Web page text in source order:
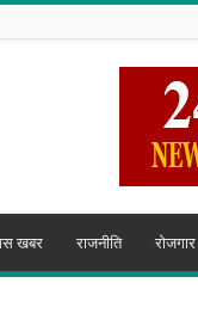
खबर राजनीति रोजगार